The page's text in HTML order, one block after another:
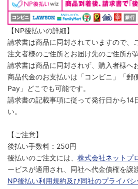
【NP後払いの詳細】
請求書は商品に同封されていますので、
注文者様のご住所とお届け先のご住所が
請求書は商品に同封されず、購入者様へ
商品代金のお支払いは「コンビニ」「郵
Pay」どこでも可能です。
請求書の記載事項に従って発行日から14
い。
【ご注意】
後払い手数料：250円
後払いのご注文には、 株式会社ネットプ
ービスが適用され、同社へ代金債権を譲
NP後払い利用規約及び同社のプライバ